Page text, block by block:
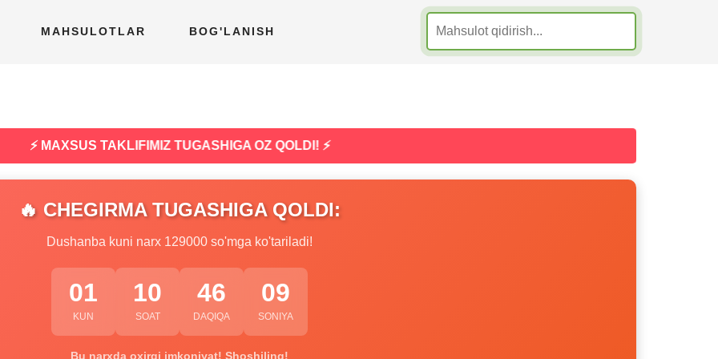
MAHSULOTLAR BOG'LANISH
⚡ MAXSUS TAKLIFIMIZ TUGASHIGA OZ QOLDI! ⚡
🔥 CHEGIRMA TUGASHIGA QOLDI:
Dushanba kuni narx 129000 so'mga ko'tariladi!
01
KUN
10
SOAT
46
DAQIQA
08
SONIYA
Bu narxda oxirgi imkoniyat! Shoshiling!